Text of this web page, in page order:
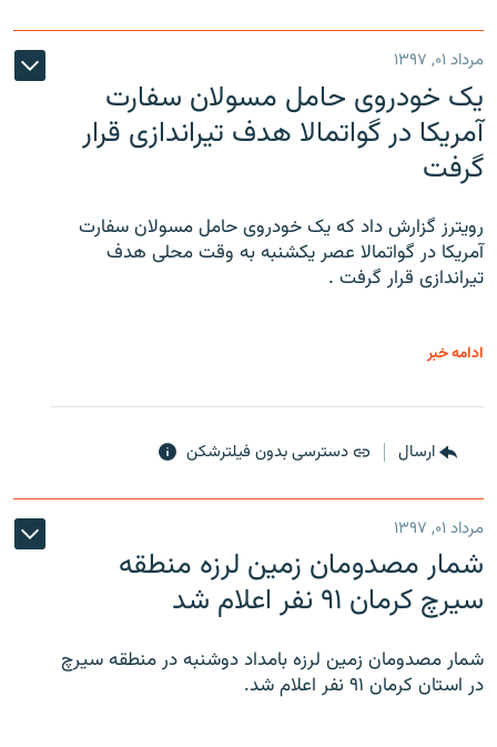
مرداد ۰۱, ۱۳۹۷
یک خودروی حامل مسولان سفارت
آمریکا در گواتمالا هدف تیراندازی قرار
گرفت
رویترز گزارش داد که یک خودروی حامل مسولان سفارت
آمریکا در گواتمالا عصر یکشنبه به وقت محلی هدف
تیراندازی قرار گرفت .
ادامه خبر
ارسال دسترسی بدون فیلترشکن
مرداد ۰۱, ۱۳۹۷
شمار مصدومان زمین لرزه منطقه
سیرچ کرمان ۹۱ نفر اعلام شد
شمار مصدومان زمین لرزه بامداد دوشنبه در منطقه سیرچ
در استان کرمان ۹۱ نفر اعلام شد.